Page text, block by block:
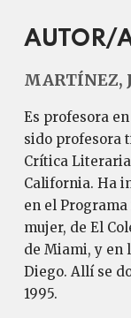
AUTOR/
MARTÍNEZ,
Es profesora
sido profesora
Crítica
California. Ha
en el
mujer, de El
de Miami, y en
Diego. Allí se
1995.